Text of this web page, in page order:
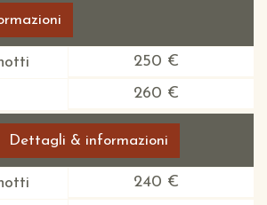
250 €
260 €
Dettagli & informazioni
240 €